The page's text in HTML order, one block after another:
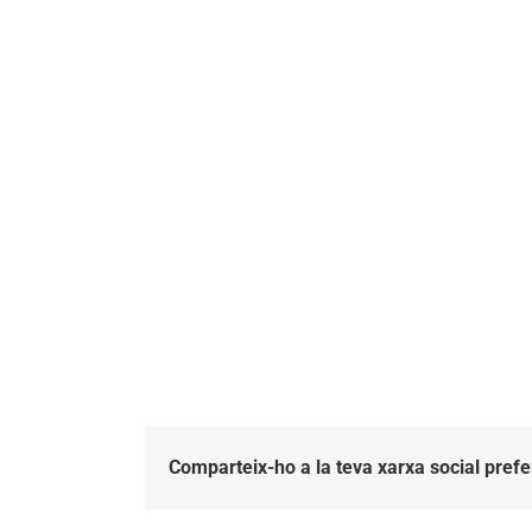
Comparteix-ho a la teva xarxa social